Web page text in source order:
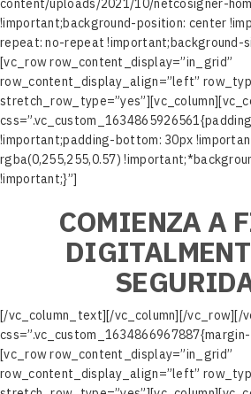
content/uploads/2021/10/netcosigner-
!important;background-position: center
repeat: no-repeat !important;background-
[vc_row row_content_display=”in_grid”
row_content_display_align=”left”
!important;padding-bottom: 30px
rgba(0,255,255,0.57)
!important;}”]
COMIENZA A
[/vc_column_text][/vc_column][/vc_row][/
[vc_row row_content_display=”in_grid”
row_content_display_align=”left”